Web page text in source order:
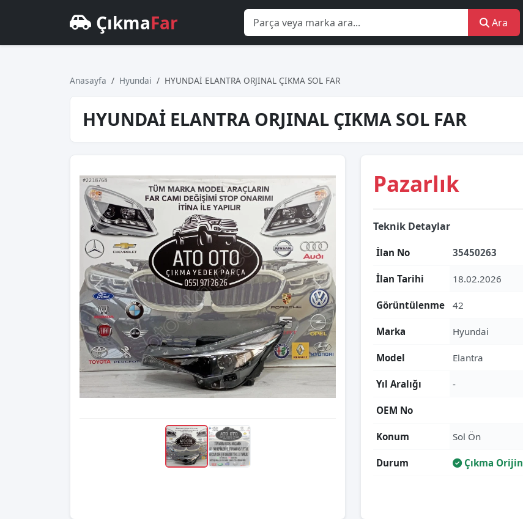
ÇıkmaFar Ara
Anasayfa Hyundai HYUNDAİ ELANTRA ORJINAL ÇIKMA SOL FAR
HYUNDAİ ELANTRA ORJINAL ÇIKMA SOL FAR
Pazarlık
Teknik Detaylar
İlan No 35450263
İlan Tarihi 18.02.2026
Görüntülenme 42
Marka Hyundai
Model Elantra
Yıl Aralığı -
OEM No
Konum Sol Ön
Durum Çıkma